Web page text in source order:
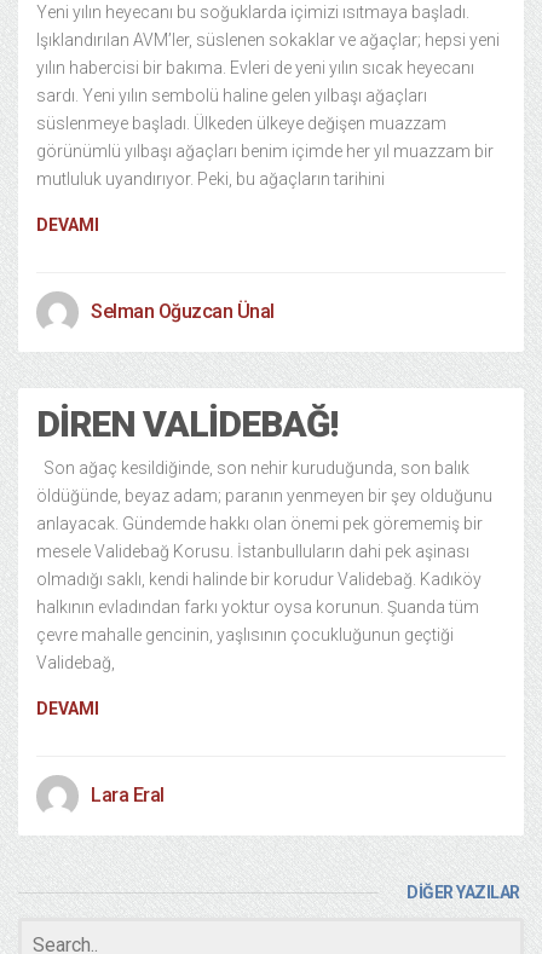
Yeni yılın heyecanı bu soğuklarda içimizi ısıtmaya başladı.
Işıklandırılan AVM’ler, süslenen sokaklar ve ağaçlar; hepsi yeni
yılın habercisi bir bakıma. Evleri de yeni yılın sıcak heyecanı
sardı. Yeni yılın sembolü haline gelen yılbaşı ağaçları
süslenmeye başladı. Ülkeden ülkeye değişen muazzam
görünümlü yılbaşı ağaçları benim içimde her yıl muazzam bir
mutluluk uyandırıyor. Peki, bu ağaçların tarihini
DEVAMI
Selman Oğuzcan Ünal
DIREN VALIDEBAĞ!
Son ağaç kesildiğinde, son nehir kuruduğunda, son balık
öldüğünde, beyaz adam; paranın yenmeyen bir şey olduğunu
anlayacak. Gündemde hakkı olan önemi pek görememiş bir
mesele Validebağ Korusu. İstanbulluların dahi pek aşinası
olmadığı saklı, kendi halinde bir korudur Validebağ. Kadıköy
halkının evladından farkı yoktur oysa korunun. Şuanda tüm
çevre mahalle gencinin, yaşlısının çocukluğunun geçtiği
Validebağ,
DEVAMI
Lara Eral
DİĞER YAZILAR